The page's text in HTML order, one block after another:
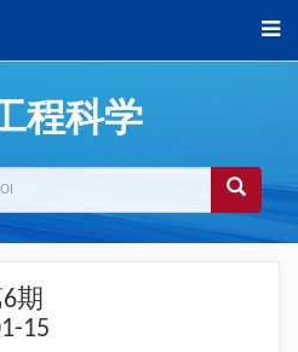
程科学
6期
15